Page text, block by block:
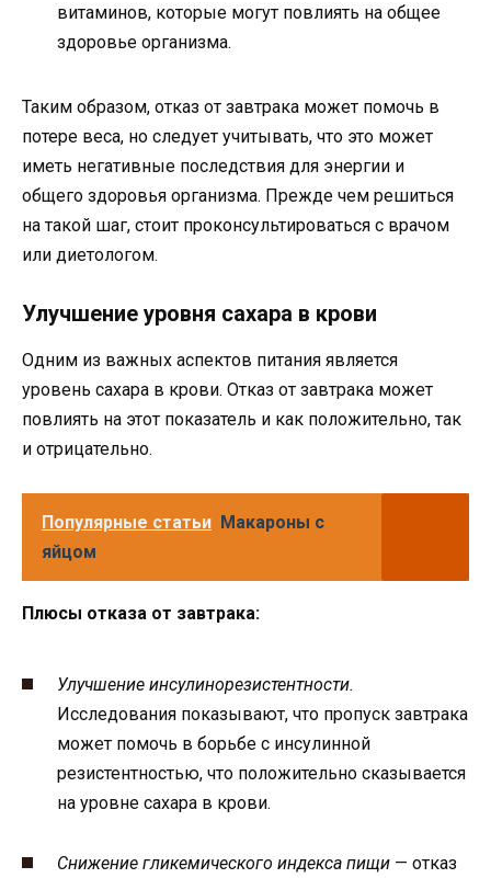
витаминов, которые могут повлиять на общее
здоровье организма.
Таким образом, отказ от завтрака может помочь в
потере веса, но следует учитывать, что это может
иметь негативные последствия для энергии и
общего здоровья организма. Прежде чем решиться
на такой шаг, стоит проконсультироваться с врачом
или диетологом.
Улучшение уровня сахара в крови
Одним из важных аспектов питания является
уровень сахара в крови. Отказ от завтрака может
повлиять на этот показатель и как положительно, так
и отрицательно.
Популярные статьи Макароны с
яйцом
Плюсы отказа от завтрака:
Улучшение инсулинорезистентности.
Исследования показывают, что пропуск завтрака
может помочь в борьбе с инсулинной
резистентностью, что положительно сказывается
на уровне сахара в крови.
Снижение гликемического индекса пищи — отказ